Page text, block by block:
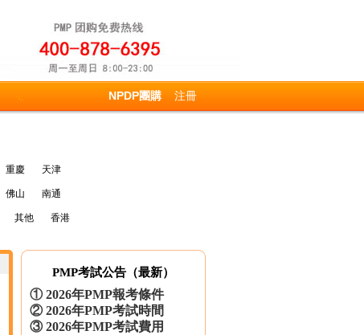
NPDP團購 注冊
重慶 天津
佛山 南通
其他 香港
PMP考試公告（最新）
①2026年PMP報考條件
②2026年PMP考試時間
③2026年PMP考試費用
胡** 158****6019 參團成功